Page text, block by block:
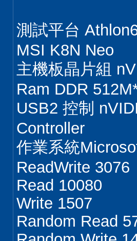
測試平台
MSI K8N Neo
主機板晶片組
Ram DDR
USB2 控制
Controller
作業系統
ReadWrite 3076
Read 10080
Write 1507
Random Read